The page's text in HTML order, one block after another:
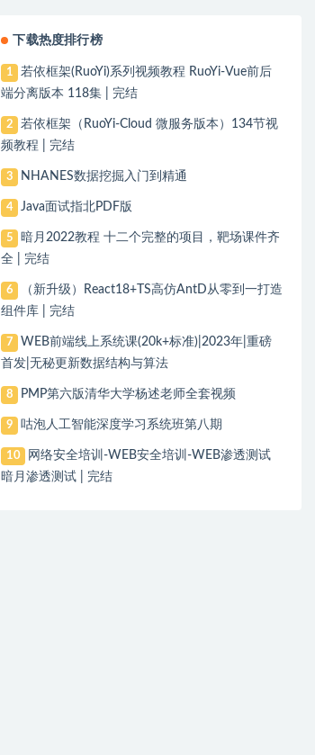
下载热度排行榜
1
若依框架(RuoYi)系列视频教程 RuoYi-Vue前后
端分离版本 118集 | 完结
2
若依框架（RuoYi-Cloud 微服务版本）134节视
频教程 | 完结
3 NHANES数据挖掘入门到精通
4 Java面试指北PDF版
5
暗月2022教程 十二个完整的项目，靶场课件齐
全 | 完结
6
（新升级）React18+TS高仿AntD从零到一打造
组件库 | 完结
7
WEB前端线上系统课(20k+标准)|2023年|重磅
首发|无秘更新数据结构与算法
8 PMP第六版清华大学杨述老师全套视频
9 咕泡人工智能深度学习系统班第八期
10
网络安全培训-WEB安全培训-WEB渗透测试
暗月渗透测试 | 完结